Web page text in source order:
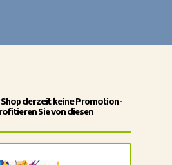
derzeit keine Promotion-
Sie von diesen